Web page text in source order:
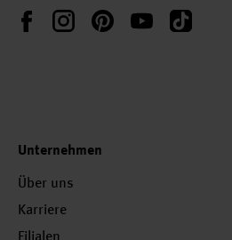
FacebookInstagramPinterestYouTubeTikTok
Unternehmen
Über uns
Karriere
Filialen